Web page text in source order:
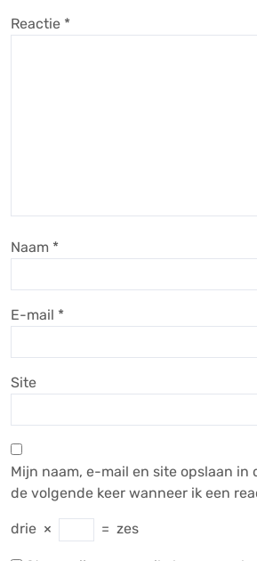
Reactie *
Naam *
E-mail *
Site
Mijn naam, e-mail en site opslaan in
de volgende keer wanneer ik een
drie × = zes